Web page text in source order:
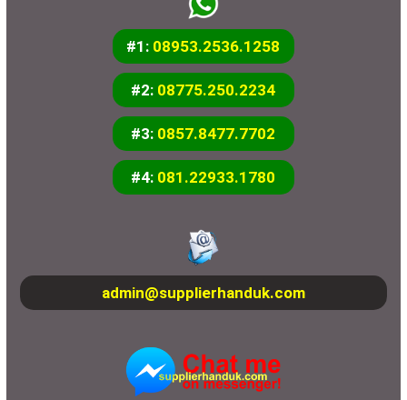
#1: 08953.2536.1258
#2: 08775.250.2234
#3: 0857.8477.7702
#4: 081.22933.1780
admin@supplierhanduk.com